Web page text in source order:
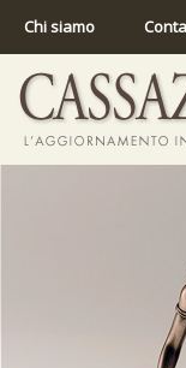
Chi siamo